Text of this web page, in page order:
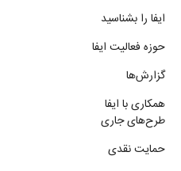
ایفا را بشناسید
حوزه فعالیت ایفا
گزارش‌ها
همکاری با ایفا
طرح‌های جاری
حمایت نقدی